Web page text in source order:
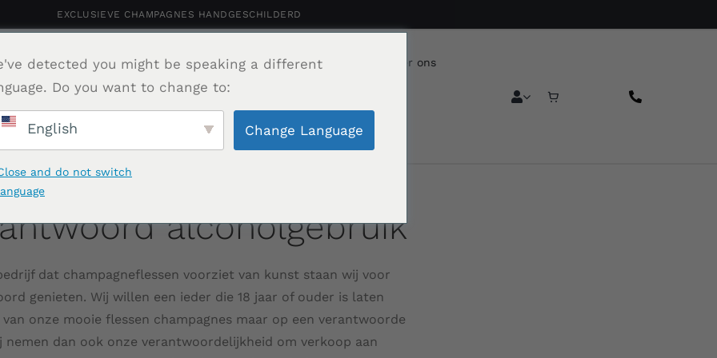
EXCLUSIEVE CHAMPAGNES HANDGESCHILDERD
Champagne Shop Portfolio Relatiegeschenk Over ons
Contact
alcoholgebruik
dat champagneflessen voorziet van kunst staan wij voor
genieten. Wij willen een ieder die 18 jaar of ouder is laten
van onze mooie flessen champagnes maar op een verantwoorde
nemen dan ook onze verantwoordelijkheid om verkoop aan
detected you might be speaking a different
Do you want to change to:
English Change Language
and do not switch